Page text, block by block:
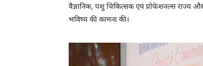
वैज्ञानिक, पशु चिकित्सक एवं प्रोफेशनल्स राज्य
भविष्य की कामना की।